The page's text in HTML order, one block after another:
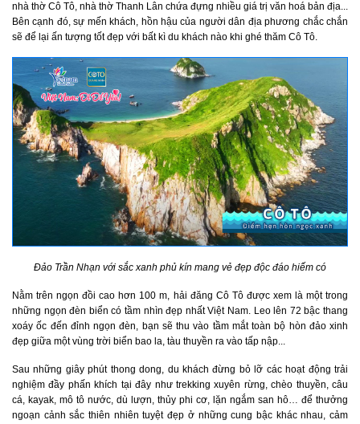
nhà thờ Cô Tô, nhà thờ Thanh Lân chứa đựng nhiều giá trị văn hoá bản địa...
Bên cạnh đó, sự mến khách, hồn hậu của người dân địa phương chắc chắn
sẽ để lại ấn tượng tốt đẹp với bất kì du khách nào khi ghé thăm Cô Tô.
Đảo Trần Nhạn với sắc xanh phủ kín mang vẻ đẹp độc đáo hiếm có
Nằm trên ngọn đồi cao hơn 100 m, hải đăng Cô Tô được xem là một trong
những ngọn đèn biển có tầm nhìn đẹp nhất Việt Nam. Leo lên 72 bậc thang
xoáy ốc đến đỉnh ngọn đèn, bạn sẽ thu vào tầm mắt toàn bộ hòn đảo xinh
đẹp giữa một vùng trời biển bao la, tàu thuyền ra vào tấp nập...
Sau những giây phút thong dong, du khách đừng bỏ lỡ các hoạt động trải
nghiệm đầy phấn khích tại đây như trekking xuyên rừng, chèo thuyền, câu
cá, kayak, mô tô nước, dù lượn, thủy phi cơ, lặn ngắm san hô… để thưởng
ngoạn cảnh sắc thiên nhiên tuyệt đẹp ở những cung bậc khác nhau, cảm